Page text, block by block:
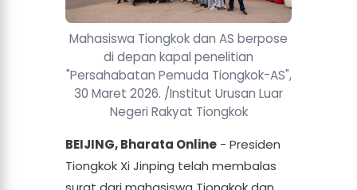
Mahasiswa Tiongkok dan AS berpose
di depan kapal penelitian
"Persahabatan Pemuda Tiongkok-AS",
30 Maret 2026. /Institut Urusan Luar
Negeri Rakyat Tiongkok
BEIJING, Bharata Online - Presiden
Tiongkok Xi Jinping telah membalas